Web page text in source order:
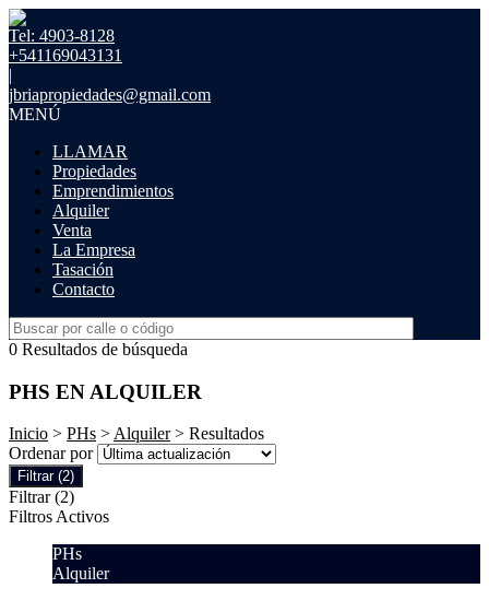
Tel: 4903-8128
+541169043131
|
jbriapropiedades@gmail.com
MENÚ
LLAMAR
Propiedades
Emprendimientos
Alquiler
Venta
La Empresa
Tasación
Contacto
0 Resultados de búsqueda
PHS EN ALQUILER
Inicio > PHs >Alquiler> Resultados
Ordenar por
Filtrar (2)
Filtrar (2)
Filtros Activos
PHs
Alquiler